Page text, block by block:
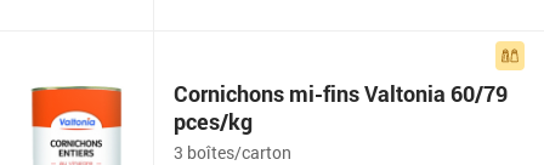
Cornichons mi-fins Valtonia 60/79
pces/kg
3 boîtes/carton